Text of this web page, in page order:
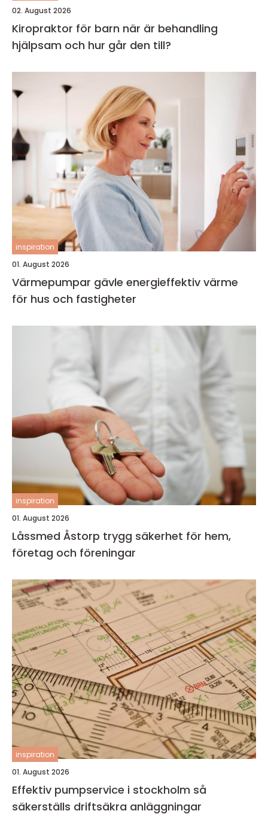
02. August 2026
Kiropraktor för barn när är behandling
hjälpsam och hur går den till?
inspiration
01. August 2026
Värmepumpar gävle energieffektiv värme
för hus och fastigheter
inspiration
01. August 2026
Låssmed Åstorp trygg säkerhet för hem,
företag och föreningar
inspiration
01. August 2026
Effektiv pumpservice i stockholm så
säkerställs driftsäkra anläggningar